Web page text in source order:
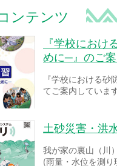
ンテンツ
『学校にお
めに─』のご
『学校における
てご案内しています
土砂災害・洪
我が家の裏山（川
(雨量・水位を測り